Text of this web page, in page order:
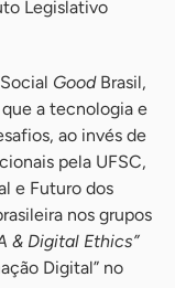
Legislativo
GoodBrasil,
a tecnologia e
ao invés de
pela UFSC,
e Futuro dos
nos grupos
& Digital Ethics”
Digital” no